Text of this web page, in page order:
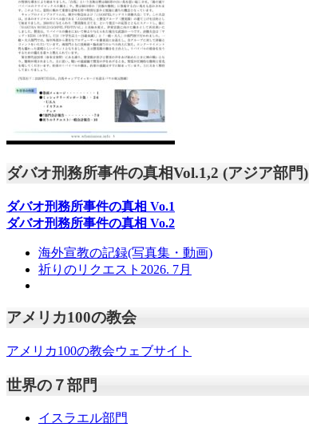
ダバオ刑務所事件の真相Vol.1,2 (アジア部門)
ダバオ刑務所事件の真相 Vo.1
ダバオ刑務所事件の真相 Vo.2
海外宣教の記録(写真集・動画)
祈りのリクエスト2026. 7月
アメリカ100の教会
アメリカ100の教会ウェブサイト
世界の７部門
イスラエル部門